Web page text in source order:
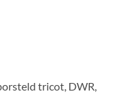
tricot, DWR,